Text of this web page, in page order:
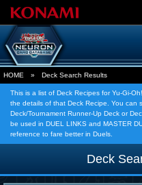
HOME » Deck Search Results
This is a list of Deck Recipes for Yu-Gi-
the details of that Deck Recipe. You can
Deck/Tournament Runner-Up Deck or
be used in DUEL LINKS and MASTER
reference to fare better in Duels.
Deck